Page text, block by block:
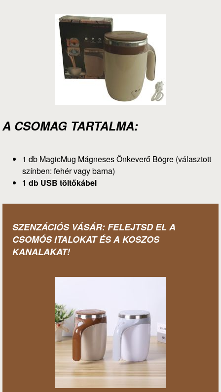
A CSOMAG TARTALMA:
1 db MagicMug Mágneses Önkeverő Bögre (választott
színben: fehér vagy barna)
1 db USB töltőkábel
SZENZÁCIÓS VÁSÁR: FELEJTSD EL A
CSOMÓS ITALOKAT ÉS A KOSZOS
KANALAKAT!